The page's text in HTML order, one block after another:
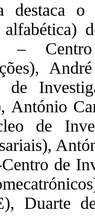
destaca o
alfabética)
–
de
António
de
de
Duarte